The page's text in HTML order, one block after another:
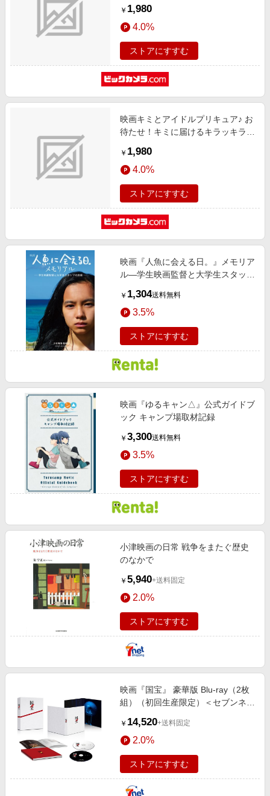
アバタフライ
￥ 1,980
4.0%
ストアにすすむ
映画キミとアイドルプリキュア♪ お
待たせ！キミに届けるキラッキライ
アニャミー
￥ 1,980
4.0%
ストアにすすむ
映画『人魚に会える日。』メモリア
ル―学生映画監督と大学生スタッフ
￥ 1,304送料無料
3.5%
ストアにすすむ
映画『ゆるキャン△』公式ガイドブ
ック キャンプ場取材記録
￥ 3,300送料無料
3.5%
ストアにすすむ
小津映画の日常 戦争をまたぐ歴史
のなかで
￥ 5,940+送料固定
2.0%
ストアにすすむ
映画『国宝』 豪華版 Blu-ray（2枚
組）（初回生産限定）＜セブンネッ
（紐・オレンジ）付き＞（Blu?ray
Di
￥ 14,520+送料固定
2.0%
ストアにすすむ